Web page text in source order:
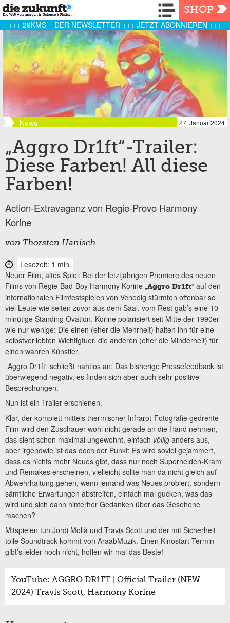
Navigation
SHOP
+++ 29KMS – DER NEWSLETTER +++ JETZT ABONNIEREN +++
News 27. Januar 2024
„Aggro Dr1ft“-Trailer:
Diese Farben! All diese
Farben!
Action-Extravaganz von Regie-Provo Harmony
Korine
von Thorsten Hanisch
Lesezeit: 1 min.
Neuer Film, altes Spiel: Bei der letztjährigen Premiere des neuen
Films von Regie-Bad-Boy Harmony Korine „Aggro Dr1ft“ auf den
internationalen Filmfestspielen von Venedig stürmten offenbar so
viel Leute wie selten zuvor aus dem Saal, vom Rest gab’s eine 10-
minütige Standing Ovation. Korine polarisiert seit Mitte der 1990er
wie nur wenige: Die einen (eher die Mehrheit) halten ihn für eine
selbstverliebten Wichtigtuer, die anderen (eher die Minderheit) für
einen wahren Künstler.
„Aggro Dr1ft“ schließt nahtlos an: Das bisherige Pressefeedback ist
überwiegend negativ, es finden sich aber auch sehr positive
Besprechungen.
Nun ist ein Trailer erschienen.
Klar, der komplett mittels thermischer Infrarot-Fotografie gedrehte
Film wird den Zuschauer wohl nicht gerade an die Hand nehmen,
das sieht schon maximal ungewohnt, einfach völlig anders aus,
aber irgendwie ist das doch der Punkt: Es wird soviel gejammert,
dass es nichts mehr Neues gibt, dass nur noch Superhelden-Kram
und Remakes erscheinen, vielleicht sollte man da nicht gleich auf
Abwehrhaltung gehen, wenn jemand was Neues probiert, sondern
sämtliche Erwartungen abstreifen, einfach mal gucken, was das
wird und sich dann hinterher Gedanken über das Gesehene
machen?
Mitspielen tun Jordi Mollà und Travis Scott und der mit Sicherheit
tolle Soundtrack kommt von AraabMuzik. Einen Kinostart-Termin
gibt’s leider noch nicht, hoffen wir mal das Beste!
YouTube: AGGRO DR1FT | Official Trailer (NEW
2024) Travis Scott, Harmony Korine